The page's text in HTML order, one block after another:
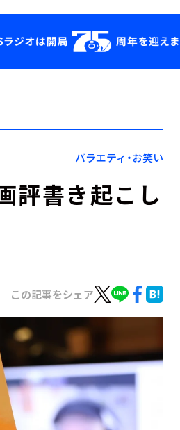
YouTube
会社情報
バラエティ・お笑い
評書き起こし
この記事をシェア